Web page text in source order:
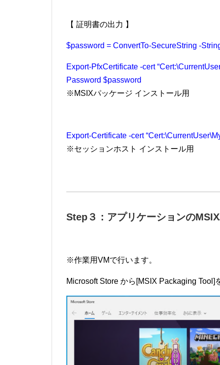
【 証明書の出力 】
$password = ConvertTo-SecureString -
Export-PfxCertificate -cert
Password $password
※MSIXパッケージ インストール用
Export-Certificate -cert
※セッションホスト インストール用
Step３：アプリケーションの
※作業用VMで行います。
Microsoft Store から[MSIX Packaging